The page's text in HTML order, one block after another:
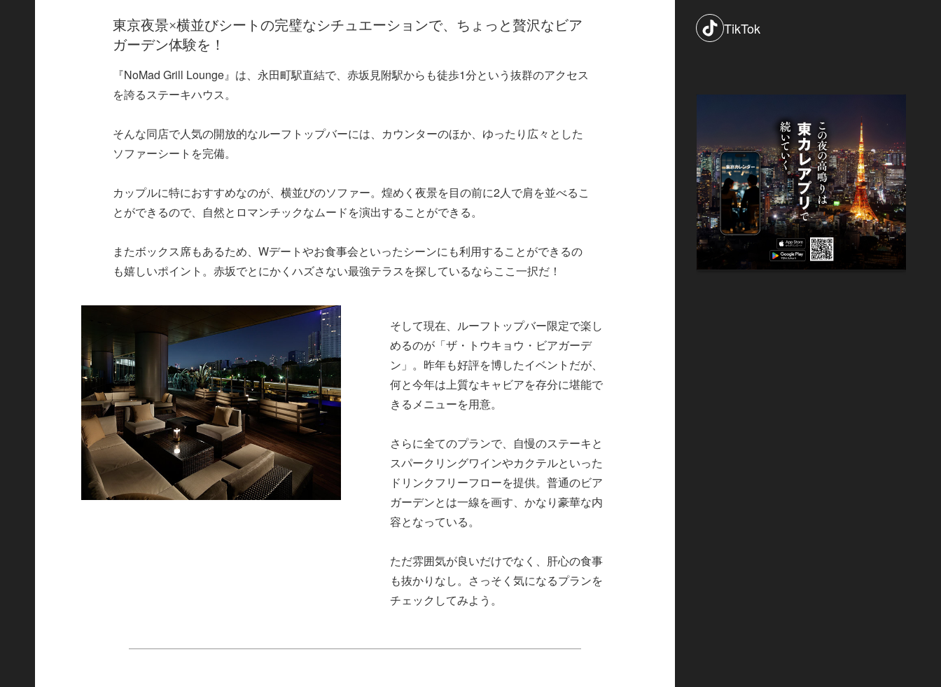
東京夜景×横並びシートの完璧なシチュエーションで、ちょっと贅沢なビア
ガーデン体験を！
『NoMad Grill Lounge』は、永田町駅直結で、赤坂見附駅からも徒歩1分という抜群のアクセス
を誇るステーキハウス。
そんな同店で人気の開放的なルーフトップバーには、カウンターのほか、ゆったり広々とした
ソファーシートを完備。
カップルに特におすすめなのが、横並びのソファー。煌めく夜景を目の前に2人で肩を並べるこ
とができるので、自然とロマンチックなムードを演出することができる。
またボックス席もあるため、Wデートやお食事会といったシーンにも利用することができるの
も嬉しいポイント。赤坂でとにかくハズさない最強テラスを探しているならここ一択だ！
そして現在、ルーフトップバー限定で楽し
めるのが「ザ・トウキョウ・ビアガーデ
ン」。昨年も好評を博したイベントだが、
何と今年は上質なキャビアを存分に堪能で
きるメニューを用意。
さらに全てのプランで、自慢のステーキと
スパークリングワインやカクテルといった
ドリンクフリーフローを提供。普通のビア
ガーデンとは一線を画す、かなり豪華な内
容となっている。
ただ雰囲気が良いだけでなく、肝心の食事
も抜かりなし。さっそく気になるプランを
チェックしてみよう。
TikTok